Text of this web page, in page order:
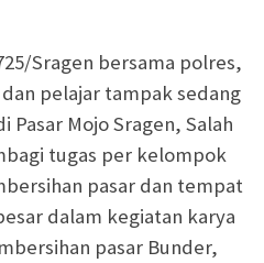
Sragen bersama polres,
pelajar tampak sedang
Pasar Mojo Sragen, Salah
tugas per kelompok
pasar dan tempat
dalam kegiatan karya
pasar Bunder,